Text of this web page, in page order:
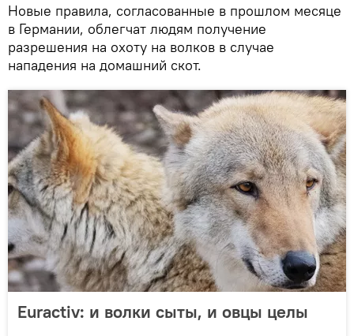
Новые правила, согласованные в прошлом месяце
в Германии, облегчат людям получение
разрешения на охоту на волков в случае
нападения на домашний скот.
Euractiv: и волки сыты, и овцы целы